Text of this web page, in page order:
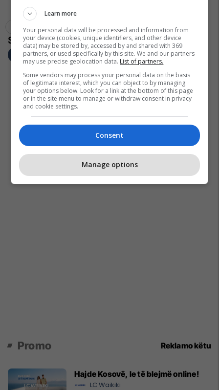
Tiramisu Libri I Rekordeve Guinness
Promo Reklamo këtu
Hajde Kosovë, le të blejmë online!
LC Waikiki
Learn more
Your personal data will be processed and information from
your device (cookies, unique identifiers, and other device
data) may be stored by, accessed by and shared with 369
partners, or used specifically by this site. We and our partners
may use precise geolocation data. List of partners.
Some vendors may process your personal data on the basis
of legitimate interest, which you can object to by managing
your options below. Look for a link at the bottom of this page
or in the site menu to manage or withdraw consent in privacy
and cookie settings.
Consent
Manage options